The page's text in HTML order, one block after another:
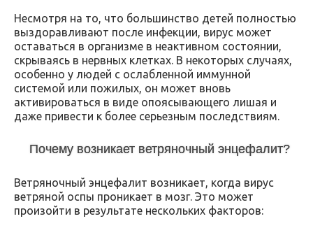
Несмотря на то, что большинство детей полностью
выздоравливают после инфекции, вирус может
оставаться в организме в неактивном состоянии,
скрываясь в нервных клетках. В некоторых случаях,
особенно у людей с ослабленной иммунной
системой или пожилых, он может вновь
активироваться в виде опоясывающего лишая и
даже привести к более серьезным последствиям.
Почему возникает ветряночный энцефалит?
Ветряночный энцефалит возникает, когда вирус
ветряной оспы проникает в мозг. Это может
произойти в результате нескольких факторов: